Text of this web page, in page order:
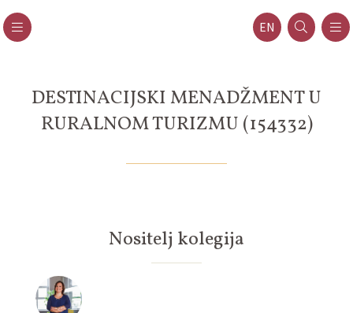
EN
DESTINACIJSKI MENADŽMENT U
RURALNOM TURIZMU (154332)
Nositelj kolegija